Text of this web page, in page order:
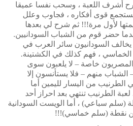
أشرف اللعبة ، وسحب نفسا عميقا
قوى أفكاره ، فجاوب وعلل
لأول مرة!!! ثم شرح لي بعدها
حضر قوم من الشباب السودانيين.
يخالف السودانيون سائر العرب في
، فهم كذلك في الكشتينة.
خاصة – لا يلعبون سوى
الشباب منهم – فلا يستأنسون إلا
الطرنيب من اليسار لليمين أما
الطرنيب تنتهي بعد احراز أحد
(سلم سباعي) ، أما الويست السودانية
نقطة (سلم خماسي)!!!